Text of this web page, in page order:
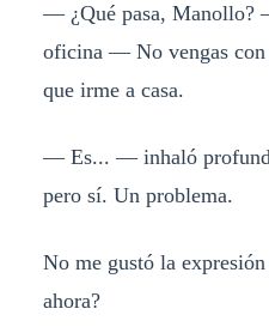
— ¿Qué pasa, Manollo?
oficina — No vengas con
que irme a casa.
— Es... — inhaló
pero sí. Un problema.
No me gustó la
ahora?